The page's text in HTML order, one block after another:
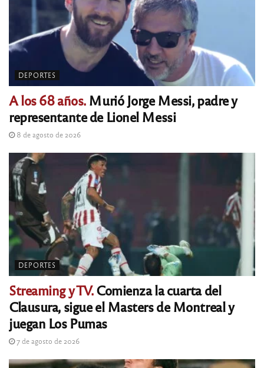
DEPORTES
A los 68 años.Murió Jorge Messi, padre y
representante de Lionel Messi
8 de agosto de 2026
DEPORTES
Streaming y TV.Comienza la cuarta del
Clausura, sigue el Masters de Montreal y
juegan Los Pumas
7 de agosto de 2026